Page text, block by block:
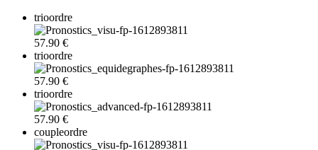
trioordre
57.90 €
trioordre
57.90 €
trioordre
57.90 €
coupleordre